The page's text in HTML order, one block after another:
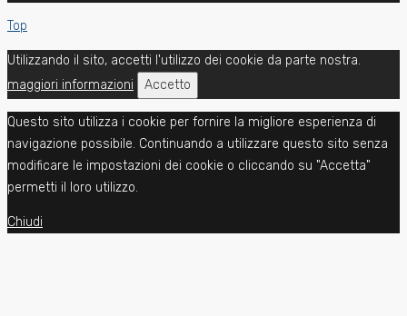
Top
Utilizzando il sito, accetti l'utilizzo dei cookie da parte nostra.
maggiori informazioni
Accetto
Questo sito utilizza i cookie per fornire la migliore esperienza di
navigazione possibile. Continuando a utilizzare questo sito senza
modificare le impostazioni dei cookie o cliccando su "Accetta"
permetti il loro utilizzo.
Chiudi